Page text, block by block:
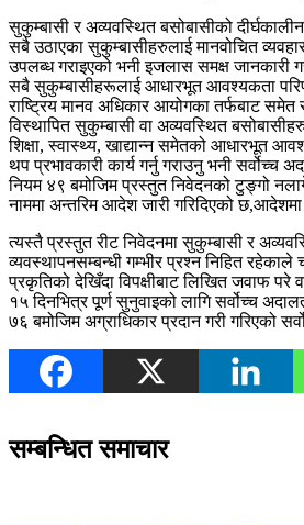
सुकुम्बासी र अव्यवस्थित बसोबासीको
सबै उठाएका सुकुम्बासीहरुलाई मानवोचित
उपलब्ध गराइएको भनी इजलास समक्ष जानकारी
सबै सुकुम्बासीहरूलाई आधारभूत आवश्यकता
राष्ट्रिय मानव अधिकार आयोगका तर्फबाट समेत
विस्थापित सुकुम्बासी वा अव्यवस्थित
शिक्षा, स्वास्थ्य, खाद्यान्न समेतको आधारभूत
थप प्रभावकारी कार्य गर्नु गराउनु भनी सर्वोच्च
नियम ४९ बमोजिम प्रस्तुत निवेदनको टुङ्गो
नाममा अन्तरिम आदेश जारी गरिदिएको
त्यस्तै प्रस्तुत रीट निवेदनमा सुकुम्बासी र
व्यवस्थापनसम्बन्धी गम्भीर प्रश्न निहित रहेकाले
प्रकृतिको देखिँदा विपक्षीबाट लिखित जवाफ परे
१५ दिनभित्र पूर्ण सुनुवाइको लागि सर्वोच्च
७६ बमोजिम अग्राधिकार प्रदान गरी गरिएको
सम्बन्धित समाचार